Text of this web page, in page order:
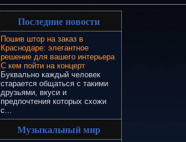
Последние новости
Пошив штор на заказ в
Краснодаре: элегантное
решение для вашего интерьера
С кем пойти на концерт
Буквально каждый человек
старается общаться с такими
друзьями, вкуси и
предпочтения которых схожи
с...
Музыкальный мир